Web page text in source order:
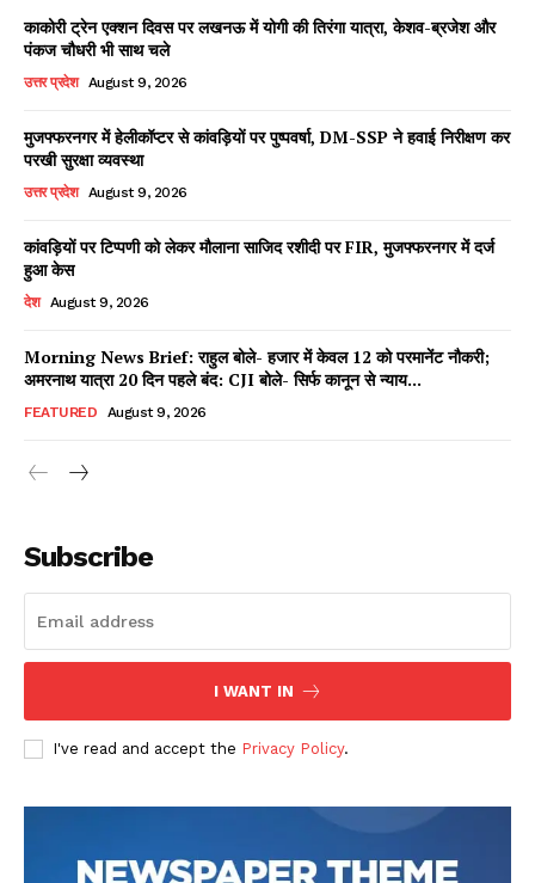
Facebook
Read Latest News on AIN
NEWS 1 App
काकोरी ट्रेन एक्शन दिवस पर लखनऊ में योगी की तिरंगा यात्रा, केशव-ब्रजेश और
पंकज चौधरी भी साथ चले
उत्तर प्रदेश August 9, 2026
मुजफ्फरनगर में हेलीकॉप्टर से कांवड़ियों पर पुष्पवर्षा, DM-SSP ने हवाई निरीक्षण कर
परखी सुरक्षा व्यवस्था
उत्तर प्रदेश August 9, 2026
कांवड़ियों पर टिप्पणी को लेकर मौलाना साजिद रशीदी पर FIR, मुजफ्फरनगर में दर्ज
हुआ केस
देश August 9, 2026
Morning News Brief: राहुल बोले- हजार में केवल 12 को परमानेंट नौकरी;
अमरनाथ यात्रा 20 दिन पहले बंद: CJI बोले- सिर्फ कानून से न्याय...
FEATURED August 9, 2026
Subscribe
I WANT IN
I've read and accept the Privacy Policy.